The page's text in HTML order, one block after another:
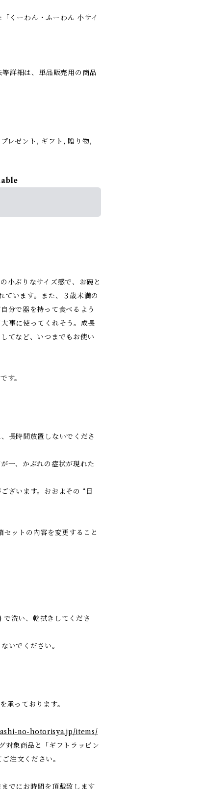
くーわん・ふーわん 小サイ
詳細は、単品販売用の商品
レゼント, ギフト, 贈り物,
小ぶりなサイズ感で、お碗と
ています。また、３歳未満の
分で器を持って食べるよう
事に使ってくれそう。成長
てなど、いつまでもお使い
す。
長時間放置しないでくださ
一、かぶれの症状が現れた
ざいます。おおよその “目
ットの内容を変更すること
で洗い、乾拭きしてくださ
いでください。
承っております。
no-hotorisya.jp/items/
対象商品と「ギフトラッピン
注文ください。
でにお時間を頂戴致します